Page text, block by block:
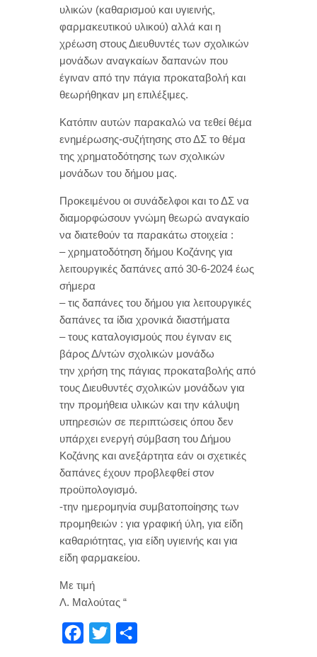
υλικών (καθαρισμού και υγιεινής,
φαρμακευτικού υλικού) αλλά και η
χρέωση στους Διευθυντές των σχολικών
μονάδων αναγκαίων δαπανών που
έγιναν από την πάγια προκαταβολή και
θεωρήθηκαν μη επιλέξιμες.
Κατόπιν αυτών παρακαλώ να τεθεί θέμα
ενημέρωσης-συζήτησης στο ΔΣ το θέμα
της χρηματοδότησης των σχολικών
μονάδων του δήμου μας.
Προκειμένου οι συνάδελφοι και το ΔΣ να
διαμορφώσουν γνώμη θεωρώ αναγκαίο
να διατεθούν τα παρακάτω στοιχεία :
– χρηματοδότηση δήμου Κοζάνης για
λειτουργικές δαπάνες από 30-6-2024 έως
σήμερα
– τις δαπάνες του δήμου για λειτουργικές
δαπάνες τα ίδια χρονικά διαστήματα
– τους καταλογισμούς που έγιναν εις
βάρος Δ/ντών σχολικών μονάδω
την χρήση της πάγιας προκαταβολής από
τους Διευθυντές σχολικών μονάδων για
την προμήθεια υλικών και την κάλυψη
υπηρεσιών σε περιπτώσεις όπου δεν
υπάρχει ενεργή σύμβαση του Δήμου
Κοζάνης και ανεξάρτητα εάν οι σχετικές
δαπάνες έχουν προβλεφθεί στον
προϋπολογισμό.
-την ημερομηνία συμβατοποίησης των
προμηθειών : για γραφική ύλη, για είδη
καθαριότητας, για είδη υγιεινής και για
είδη φαρμακείου.
Με τιμή
Λ. Μαλούτας “